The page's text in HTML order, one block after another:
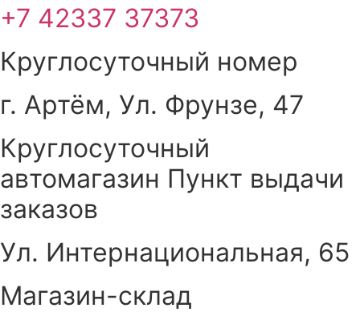
+7 42337 37373
Круглосуточный номер
г. Артём, ​Ул. Фрунзе, 47
Круглосуточный
автомагазин Пункт выдачи
заказов
Ул. Интернациональная, 65
Магазин-склад